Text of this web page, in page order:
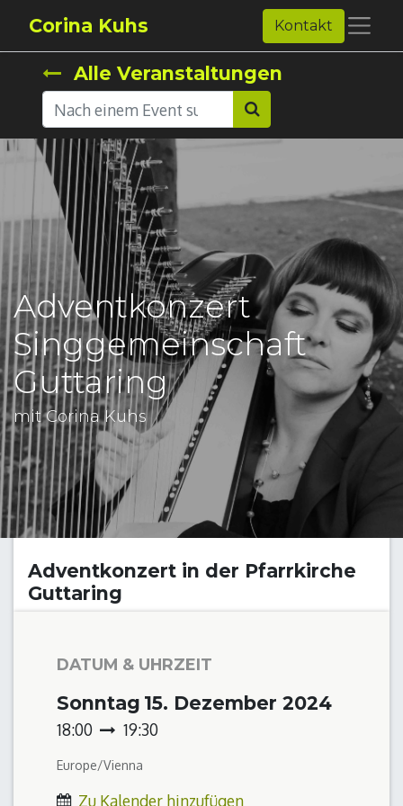
Corina Kuhs Kontakt
Alle Veranstaltungen
Adventkonzert
Singgemeinschaft
Guttaring
mit Corina Kuhs
Adventkonzert in der Pfarrkirche
Guttaring
DATUM & UHRZEIT
Sonntag 15. Dezember 2024
18:00 19:30
Europe/Vienna
Zu Kalender hinzufügen